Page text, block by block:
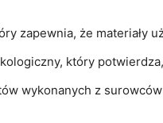
zapewnia, że materiały
który
wykonanych z